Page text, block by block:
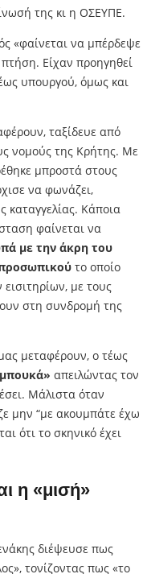
της κι η ΟΣΕΥΠΕ.
«φαίνεται να μπέρδεψε
Είχαν προηγηθεί
υπουργού, όμως και
ταξίδευε από
νομούς της Κρήτης. Με
μπροστά στους
να φωνάζει,
Κάποια
φαίνεται να
με την άκρη του
το οποίο
με τους
στη συνδρομή της
μεταφέρουν, ο τέως
απειλώντας τον
Μάλιστα όταν
μην “με ακουμπάτε έχω
ότι το σκηνικό έχει
η «μισή»
διέψευσε πως
τονίζοντας πως «το